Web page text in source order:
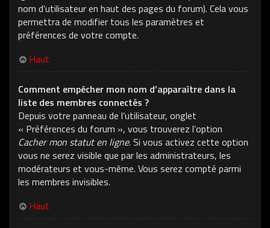
nom d’utilisateur en haut des pages du forum). Cela vous
permettra de modifier tous les paramètres et
préférences de votre compte.
Haut
Comment empêcher mon nom d’apparaître dans la
liste des membres connectés ?
Depuis votre panneau de l’utilisateur, onglet
« Préférences du forum », vous trouverez l’option
Cacher mon statut en ligne. Si vous activez cette option
vous ne serez visible que par les administrateurs, les
modérateurs et vous-même. Vous serez compté parmi
les membres invisibles.
Haut